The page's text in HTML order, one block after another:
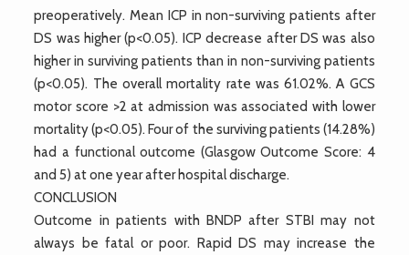
preoperatively. Mean ICP in non-surviving patients after
DS was higher (p<0.05). ICP decrease after DS was also
higher in surviving patients than in non-surviving patients
(p<0.05). The overall mortality rate was 61.02%. A GCS
motor score >2 at admission was associated with lower
mortality (p<0.05). Four of the surviving patients (14.28%)
had a functional outcome (Glasgow Outcome Score: 4
and 5) at one year after hospital discharge.
CONCLUSION
Outcome in patients with BNDP after STBI may not
always be fatal or poor. Rapid DS may increase the